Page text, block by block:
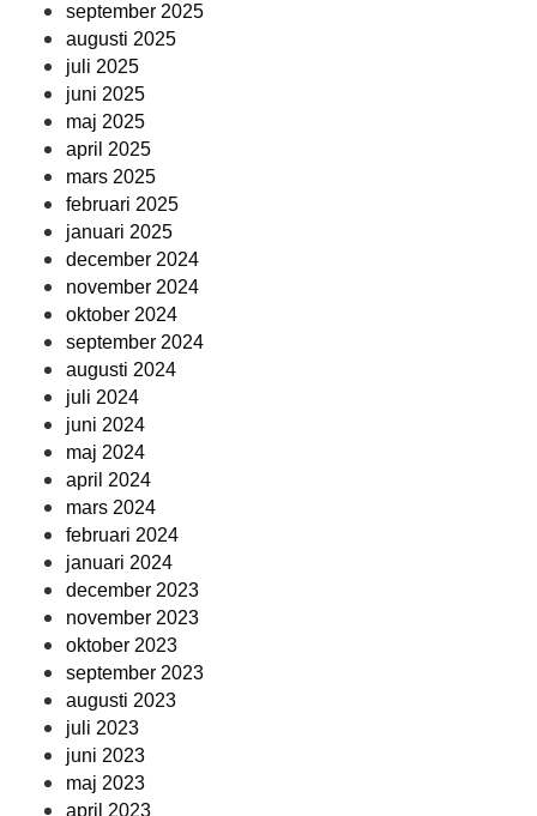
september 2025
augusti 2025
juli 2025
juni 2025
maj 2025
april 2025
mars 2025
februari 2025
januari 2025
december 2024
november 2024
oktober 2024
september 2024
augusti 2024
juli 2024
juni 2024
maj 2024
april 2024
mars 2024
februari 2024
januari 2024
december 2023
november 2023
oktober 2023
september 2023
augusti 2023
juli 2023
juni 2023
maj 2023
april 2023